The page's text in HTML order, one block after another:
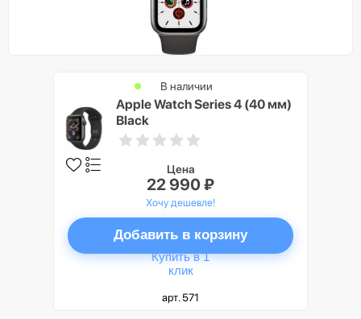
Apple Watch Series 4 (40 мм)
Black
В наличии
Цена
22 990 ₽
Хочу дешевле!
Добавить в корзину
Купить в 1
клик
арт. 571